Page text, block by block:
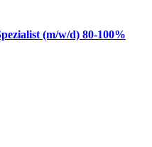
(m/w/d) 80-100%